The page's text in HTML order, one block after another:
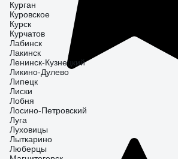
Курган
Куровское
Курск
Курчатов
Лабинск
Лакинск
Ленинск-Кузнецкий
Ликино-Дулево
Липецк
Лиски
Лобня
Лосино-Петровский
Луга
Луховицы
Лыткарино
Люберцы